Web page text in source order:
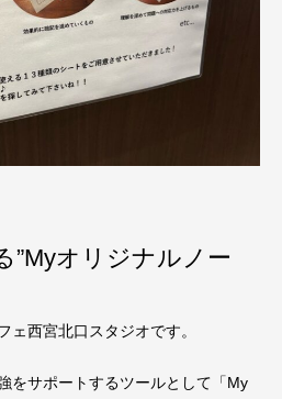
”Myオリジナルノー
ェ西宮北口スタジオです。
をサポートするツールとして「My